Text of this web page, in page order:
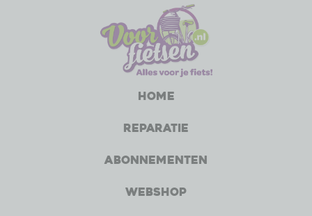
Home
Reparatie
Abonnementen
Webshop